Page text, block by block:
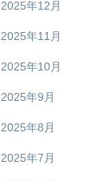
2025年12月
2025年11月
2025年10月
2025年9月
2025年8月
2025年7月